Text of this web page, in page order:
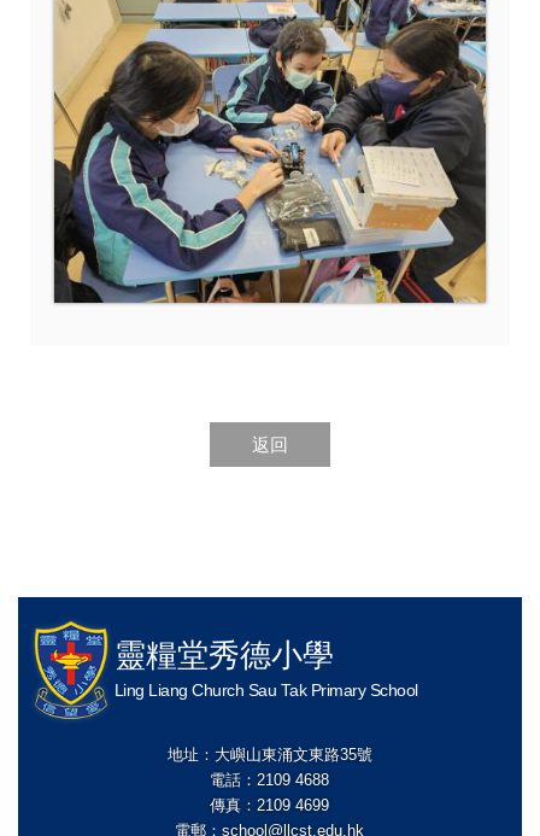
返回
靈糧堂秀德小學
Ling Liang Church Sau Tak Primary School
地址：大嶼山東涌文東路35號
電話：2109 4688
傳真：2109 4699
電郵：school@llcst.edu.hk